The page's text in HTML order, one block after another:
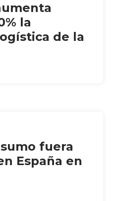
la
de la
fuera
España en